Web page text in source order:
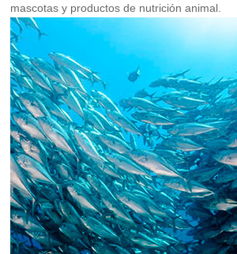
mascotas y productos de nutrición animal.